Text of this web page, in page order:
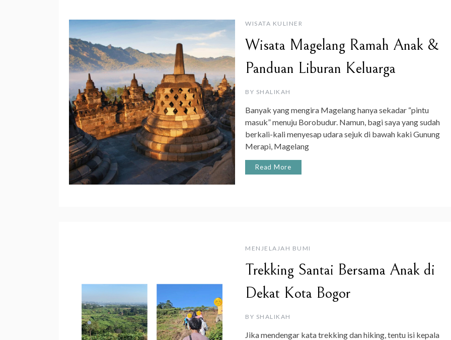
WISATA KULINER
Wisata Magelang Ramah Anak &
Panduan Liburan Keluarga
BY SHALIKAH
Banyak yang mengira Magelang hanya sekadar “pintu
masuk” menuju Borobudur. Namun, bagi saya yang sudah
berkali-kali menyesap udara sejuk di bawah kaki Gunung
Merapi, Magelang
Read More
MENJELAJAH BUMI
Trekking Santai Bersama Anak di
Dekat Kota Bogor
BY SHALIKAH
Jika mendengar kata trekking dan hiking, tentu isi kepala